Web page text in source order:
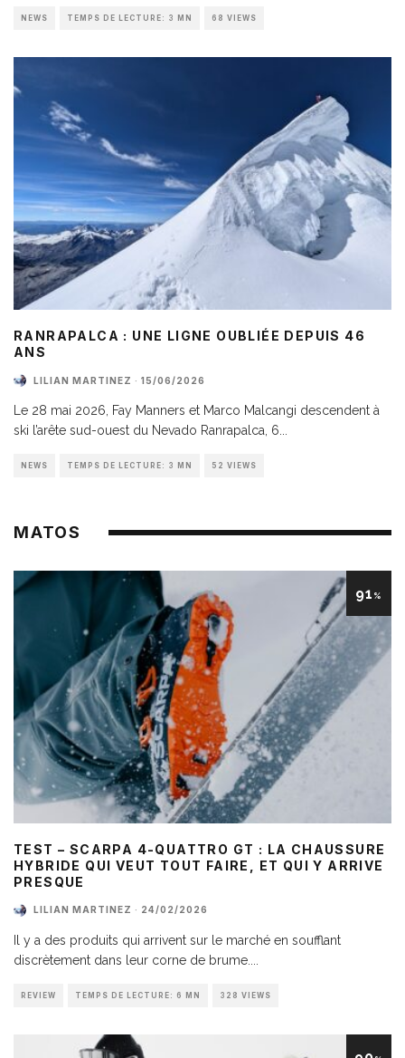
NEWS TEMPS DE LECTURE: 3 MN 68 VIEWS
RANRAPALCA : UNE LIGNE OUBLIÉE DEPUIS 46
ANS
LILIAN MARTINEZ · 15/06/2026
Le 28 mai 2026, Fay Manners et Marco Malcangi descendent à
ski l’arête sud-ouest du Nevado Ranrapalca, 6
NEWS TEMPS DE LECTURE: 3 MN 52 VIEWS
MATOS
91 %
TEST – SCARPA 4-QUATTRO GT : LA CHAUSSURE
HYBRIDE QUI VEUT TOUT FAIRE, ET QUI Y ARRIVE
PRESQUE
LILIAN MARTINEZ · 24/02/2026
Il y a des produits qui arrivent sur le marché en soufflant
discrètement dans leur corne de brume.
REVIEW TEMPS DE LECTURE: 6 MN 328 VIEWS